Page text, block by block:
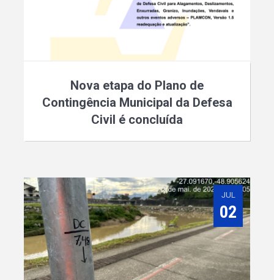
Nova etapa do Plano de
Contingência Municipal da Defesa
Civil é concluída
JUL
02